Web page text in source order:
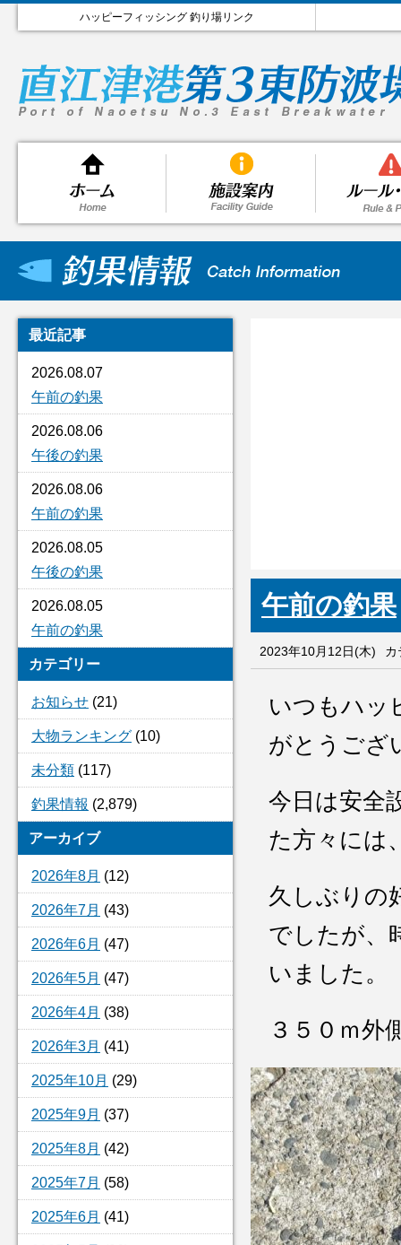
ハッピーフィッシング 釣り場リンク
最近記事
2026.08.07
午前の釣果
2026.08.06
午後の釣果
2026.08.06
午前の釣果
2026.08.05
午後の釣果
2026.08.05
午前の釣果
カテゴリー
お知らせ (21)
大物ランキング (10)
未分類 (117)
釣果情報 (2,879)
アーカイブ
2026年8月 (12)
2026年7月 (43)
2026年6月 (47)
2026年5月 (47)
2026年4月 (38)
2026年3月 (41)
2025年10月 (29)
2025年9月 (37)
2025年8月 (42)
2025年7月 (58)
2025年6月 (41)
午前の釣果
2023年10月12日(木) カ
いつもハッ
がとうござ
今日は安全
た方々には
久しぶりの
でしたが、
いました。
３５０ｍ